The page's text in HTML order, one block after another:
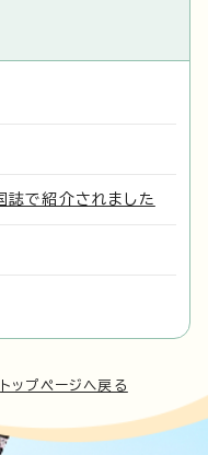
誌で紹介されました
トップページへ戻る